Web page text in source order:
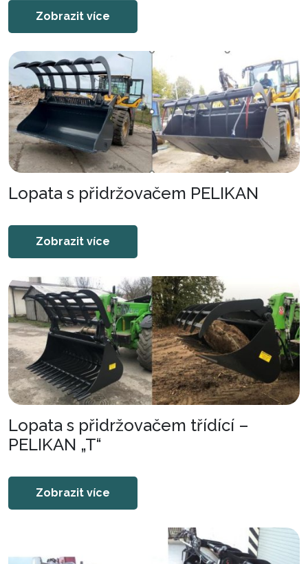
Zobrazit více
Lopata s přidržovačem PELIKAN
Zobrazit více
Lopata s přidržovačem třídící –
PELIKAN „T“
Zobrazit více